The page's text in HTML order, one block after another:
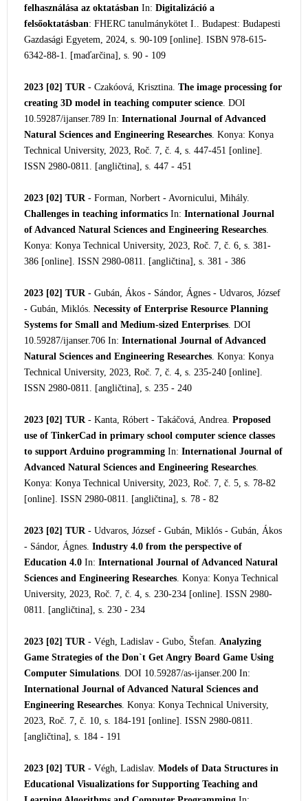
felhasználása az oktatásban In: Digitalizáció a
felsőoktatásban: FHERC tanulmánykötet I.. Budapest: Budapesti
Gazdasági Egyetem, 2024, s. 90-109 [online]. ISBN 978-615-
6342-88-1. [maďarčina], s. 90 - 109
2023 [02] TUR- Czakóová, Krisztina. The image processing for
creating 3D model in teaching computer science. DOI
10.59287/ijanser.789 In: International Journal of Advanced
Natural Sciences and Engineering Researches. Konya: Konya
Technical University, 2023, Roč. 7, č. 4, s. 447-451 [online].
ISSN 2980-0811. [angličtina], s. 447 - 451
2023 [02] TUR- Forman, Norbert - Avornicului, Mihály.
Challenges in teaching informatics In: International Journal
of Advanced Natural Sciences and Engineering Researches.
Konya: Konya Technical University, 2023, Roč. 7, č. 6, s. 381-
386 [online]. ISSN 2980-0811. [angličtina], s. 381 - 386
2023 [02] TUR- Gubán, Ákos - Sándor, Ágnes - Udvaros, József
- Gubán, Miklós. Necessity of Enterprise Resource Planning
Systems for Small and Medium-sized Enterprises. DOI
10.59287/ijanser.706 In: International Journal of Advanced
Natural Sciences and Engineering Researches. Konya: Konya
Technical University, 2023, Roč. 7, č. 4, s. 235-240 [online].
ISSN 2980-0811. [angličtina], s. 235 - 240
2023 [02] TUR- Kanta, Róbert - Takáčová, Andrea. Proposed
use of TinkerCad in primary school computer science classes
to support Arduino programming In: International Journal of
Advanced Natural Sciences and Engineering Researches.
Konya: Konya Technical University, 2023, Roč. 7, č. 5, s. 78-82
[online]. ISSN 2980-0811. [angličtina], s. 78 - 82
2023 [02] TUR- Udvaros, József - Gubán, Miklós - Gubán, Ákos
- Sándor, Ágnes. Industry 4.0 from the perspective of
Education 4.0 In: International Journal of Advanced Natural
Sciences and Engineering Researches. Konya: Konya Technical
University, 2023, Roč. 7, č. 4, s. 230-234 [online]. ISSN 2980-
0811. [angličtina], s. 230 - 234
2023 [02] TUR- Végh, Ladislav - Gubo, Štefan. Analyzing
Game Strategies of the Don`t Get Angry Board Game Using
Computer Simulations. DOI 10.59287/as-ijanser.200 In:
International Journal of Advanced Natural Sciences and
Engineering Researches. Konya: Konya Technical University,
2023, Roč. 7, č. 10, s. 184-191 [online]. ISSN 2980-0811.
[angličtina], s. 184 - 191
2023 [02] TUR- Végh, Ladislav. Models of Data Structures in
Educational Visualizations for Supporting Teaching and